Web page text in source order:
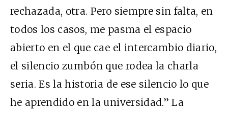
rechazada, otra. Pero siempre sin falta, en
todos los casos, me pasma el espacio
abierto en el que cae el intercambio diario,
el silencio zumbón que rodea la charla
seria. Es la historia de ese silencio lo que
he aprendido en la universidad.” La